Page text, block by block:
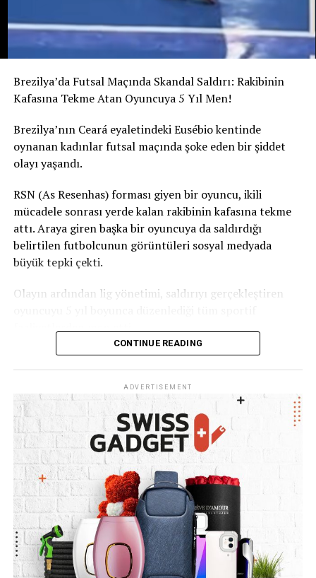
Brezilya’da Futsal Maçında Skandal Saldırı: Rakibinin
Kafasına Tekme Atan Oyuncuya 5 Yıl Men!
Brezilya’nın Ceará eyaletindeki Eusébio kentinde
oynanan kadınlar futsal maçında şoke eden bir şiddet
olayı yaşandı.
RSN (As Resenhas) forması giyen bir oyuncu, ikili
mücadele sonrası yerde kalan rakibinin kafasına tekme
attı. Araya giren başka bir oyuncuya da saldırdığı
belirtilen futbolcunun görüntüleri sosyal medyada
büyük tepki çekti.
Olayın ardından lig yönetimi, saldırıyı gerçekleştiren
Ceará Sivil Polisi de olayla ilgili soruşturma başlattı.
CONTINUE READING
ADVERTISEMENT